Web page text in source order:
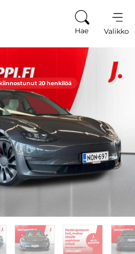
Hae Valikko
20 henkilöä